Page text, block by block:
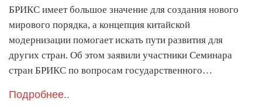
БРИКС имеет большое значение для создания нового
мирового порядка, а концепция китайской
модернизации помогает искать пути развития для
других стран. Об этом заявили участники Семинара
стран БРИКС по вопросам государственного…
Подробнее..